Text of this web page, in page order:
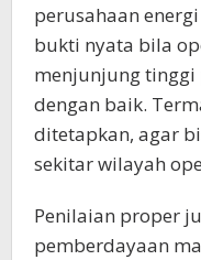
perusahaan
bukti nyata bila
menjunjung tinggi
dengan baik.
ditetapkan, agar
sekitar wilayah
Penilaian proper
pemberdayaan